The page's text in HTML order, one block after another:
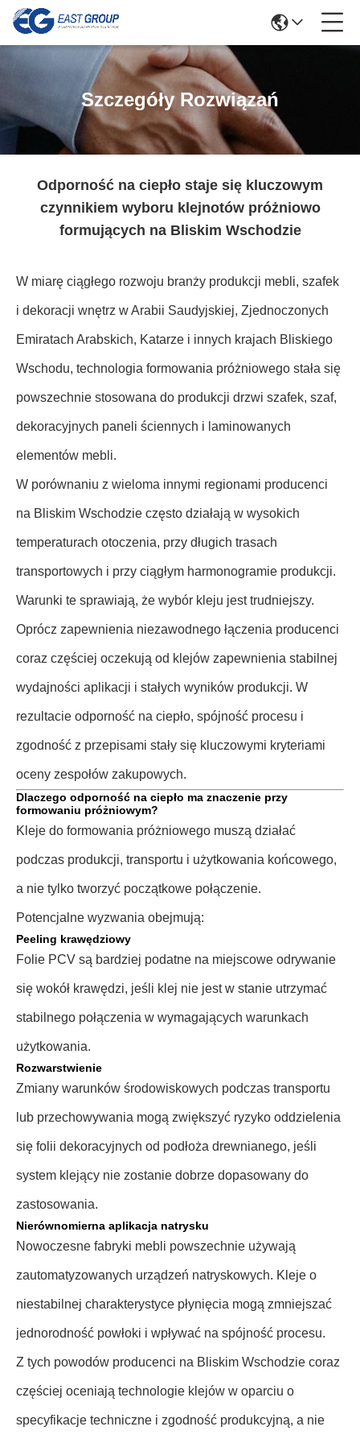
Szczegóły Rozwiązań
Odporność na ciepło staje się kluczowym
czynnikiem wyboru klejnotów próżniowo
formujących na Bliskim Wschodzie
W miarę ciągłego rozwoju branży produkcji mebli, szafek
i dekoracji wnętrz w Arabii Saudyjskiej, Zjednoczonych
Emiratach Arabskich, Katarze i innych krajach Bliskiego
Wschodu, technologia formowania próżniowego stała się
powszechnie stosowana do produkcji drzwi szafek, szaf,
dekoracyjnych paneli ściennych i laminowanych
elementów mebli.
W porównaniu z wieloma innymi regionami producenci
na Bliskim Wschodzie często działają w wysokich
temperaturach otoczenia, przy długich trasach
transportowych i przy ciągłym harmonogramie produkcji.
Warunki te sprawiają, że wybór kleju jest trudniejszy.
Oprócz zapewnienia niezawodnego łączenia producenci
coraz częściej oczekują od klejów zapewnienia stabilnej
wydajności aplikacji i stałych wyników produkcji. W
rezultacie odporność na ciepło, spójność procesu i
zgodność z przepisami stały się kluczowymi kryteriami
oceny zespołów zakupowych.
Dlaczego odporność na ciepło ma znaczenie przy
formowaniu próżniowym?
Kleje do formowania próżniowego muszą działać
podczas produkcji, transportu i użytkowania końcowego,
a nie tylko tworzyć początkowe połączenie.
Potencjalne wyzwania obejmują:
Peeling krawędziowy
Folie PCV są bardziej podatne na miejscowe odrywanie
się wokół krawędzi, jeśli klej nie jest w stanie utrzymać
stabilnego połączenia w wymagających warunkach
użytkowania.
Rozwarstwienie
Zmiany warunków środowiskowych podczas transportu
lub przechowywania mogą zwiększyć ryzyko oddzielenia
się folii dekoracyjnych od podłoża drewnianego, jeśli
system klejący nie zostanie dobrze dopasowany do
zastosowania.
Nierównomierna aplikacja natrysku
Nowoczesne fabryki mebli powszechnie używają
zautomatyzowanych urządzeń natryskowych. Kleje o
niestabilnej charakterystyce płynięcia mogą zmniejszać
jednorodność powłoki i wpływać na spójność procesu.
Z tych powodów producenci na Bliskim Wschodzie coraz
częściej oceniają technologie klejów w oparciu o
specyfikacje techniczne i zgodność produkcyjną, a nie